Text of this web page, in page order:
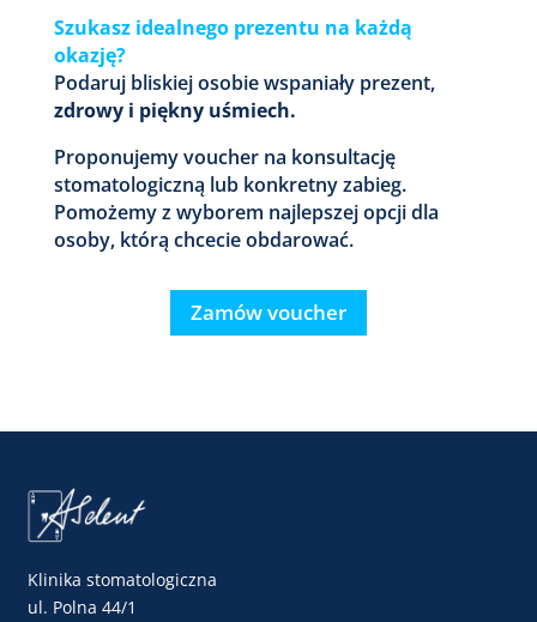
Szukasz idealnego prezentu na każdą
okazję?
Podaruj bliskiej osobie wspaniały prezent,
zdrowy i piękny uśmiech.
Proponujemy voucher na konsultację
stomatologiczną lub konkretny zabieg.
Pomożemy z wyborem najlepszej opcji dla
osoby, którą chcecie obdarować.
Zamów voucher
Klinika stomatologiczna
ul. Polna 44/1